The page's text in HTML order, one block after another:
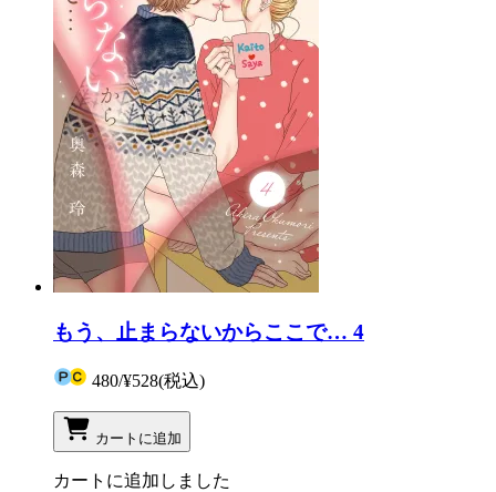
もう、止まらないからここで… 4
480/¥528(税込)
カートに追加
カートに追加しました